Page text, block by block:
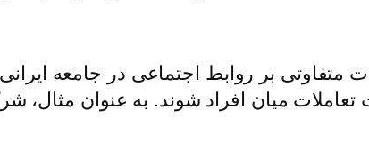
متفاوتی بر روابط اجتماعی در جامعه
تعاملات میان افراد شوند. به عنوان